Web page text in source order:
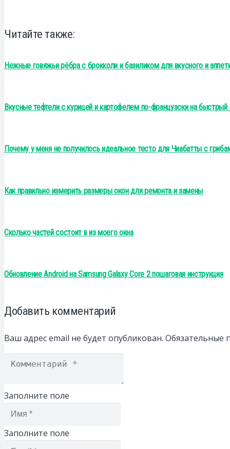
Читайте также:
Нежные говяжьи рёбра с брокколи и базиликом для вкусного и
Вкусные тефтели с курицей и картофелем по-французски на
Почему у меня не получилось идеальное тесто для Чиабатты с
Как правильно измерить размеры окон для ремонта и замены
Сколько частей состоит в из моего окна
Обновление Android на Samsung Galaxy Core 2 пошаговая инструкция
Добавить комментарий
Ваш адрес email не будет опубликован. Обязательные
Заполните поле
Заполните поле